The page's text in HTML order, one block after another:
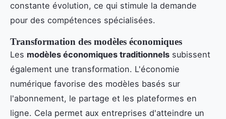
constante évolution, ce qui stimule la demande
pour des compétences spécialisées.
Transformation des modèles économiques
Les modèles économiques traditionnels subissent
également une transformation. L'économie
numérique favorise des modèles basés sur
l'abonnement, le partage et les plateformes en
ligne. Cela permet aux entreprises d'atteindre un